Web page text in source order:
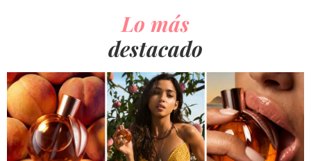
Lo más
destacado